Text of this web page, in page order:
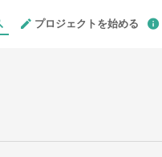
プロジェクトを始める